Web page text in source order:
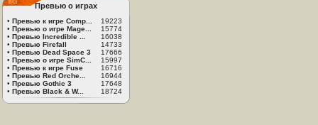
Превью о играх
• Превью к игре Comp...
19223
• Превью о игре Mage...
15774
• Превью Incredible ...
16038
• Превью Firefall
14733
• Превью Dead Space 3
17666
• Превью о игре SimC...
15997
• Превью к игре Fuse
16716
• Превью Red Orche...
16944
• Превью Gothic 3
17648
• Превью Black & W... 18724